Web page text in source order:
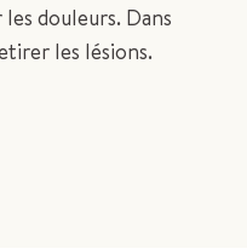
douleurs. Dans
les lésions.